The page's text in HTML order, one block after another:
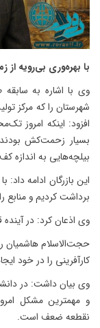
با بهره‌وری بی‌رویه از
وی با اشاره به
شهرستان را که مرکز
افزود: اینکه امروز
بیلچه‌هایی به
این بازرگان ادامه داد:
برداشت کردیم و منابع
وی اذعان کرد: در
حجت‌الاسلام
کارآفرینی را در خود
وی بیان داشت: در
و مهمترین مشکل
نقطعه ضعف است.